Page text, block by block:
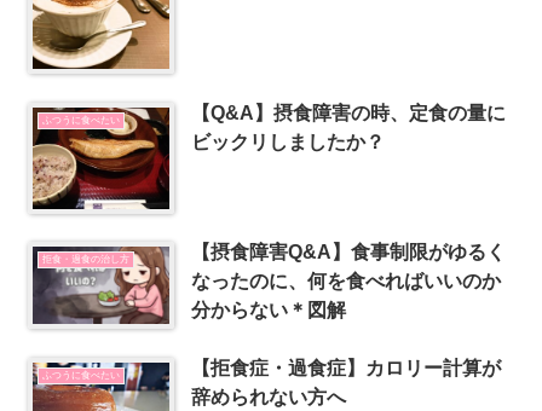
ふつうに食べたい
【Q&A】摂食障害の時、定食の量に
ビックリしましたか？
拒食・過食の治し方
【摂食障害Q&A】食事制限がゆるく
なったのに、何を食べればいいのか
分からない＊図解
ふつうに食べたい
【拒食症・過食症】カロリー計算が
辞められない方へ